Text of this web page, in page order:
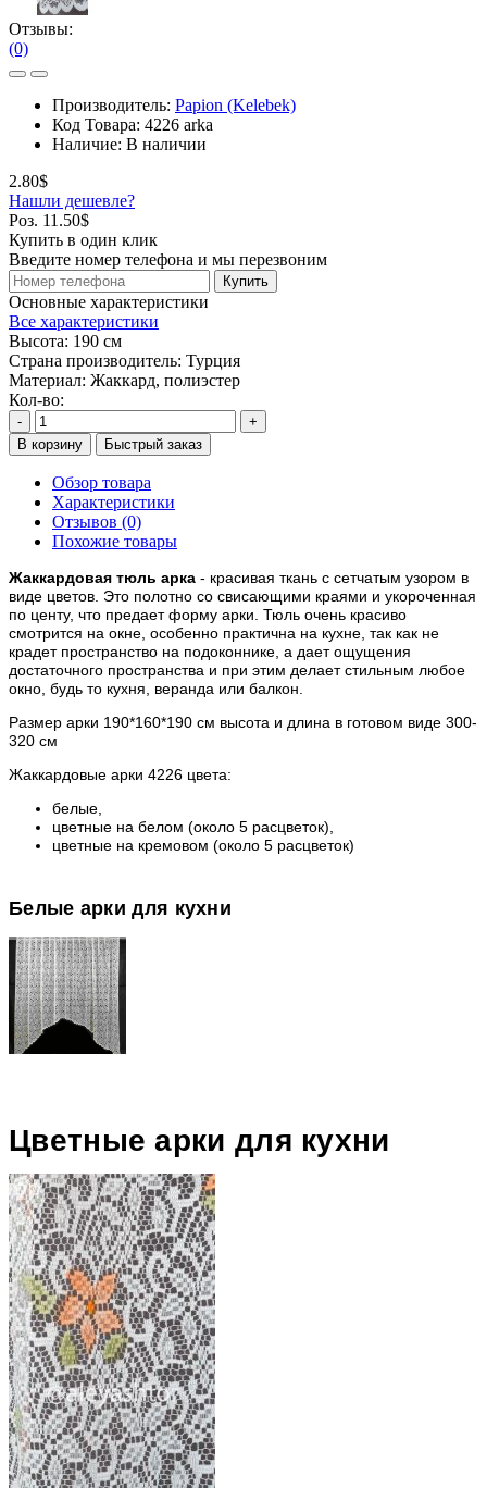
Отзывы:
(0)
Производитель: Papion (Kelebek)
Код Товара: 4226 arka
Наличие: В наличии
2.80$
Нашли дешевле?
Роз. 11.50$
Купить в один клик
Введите номер телефона и мы перезвоним
Купить
Основные характеристики
Все характеристики
Высота: 190 см
Страна производитель: Турция
Материал: Жаккард, полиэстер
Кол-во:
-
+
В корзину
Быстрый заказ
Обзор товара
Характеристики
Отзывов (0)
Похожие товары
Жаккардовая тюль арка - красивая ткань с сетчатым узором в
виде цветов. Это полотно со свисающими краями и укороченная
по центу, что предает форму арки. Тюль очень красиво
смотрится на окне, особенно практична на кухне, так как не
крадет пространство на подоконнике, а дает ощущения
достаточного пространства и при этим делает стильным любое
окно, будь то кухня, веранда или балкон.
Размер арки 190*160*190 см высота и длина в готовом виде 300-
320 см
Жаккардовые арки 4226 цвета:
белые,
цветные на белом (около 5 расцветок),
цветные на кремовом (около 5 расцветок)
Белые арки для кухни
Цветные арки для кухни